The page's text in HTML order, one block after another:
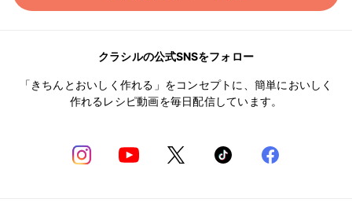
クラシルの公式SNSをフォロー
「きちんとおいしく作れる」をコンセプトに、簡単においしく
作れるレシピ動画を毎日配信しています。